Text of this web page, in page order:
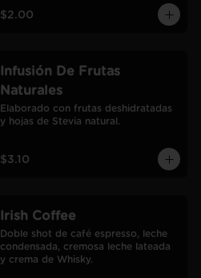
$2.00
Infusión De Frutas
Naturales
Elaborado con frutas deshidratadas
y hojas de Stevia natural.
$3.10
Irish Coffee
Doble shot de café espresso, leche
condensada, cremosa leche lateada
y crema de Whisky.